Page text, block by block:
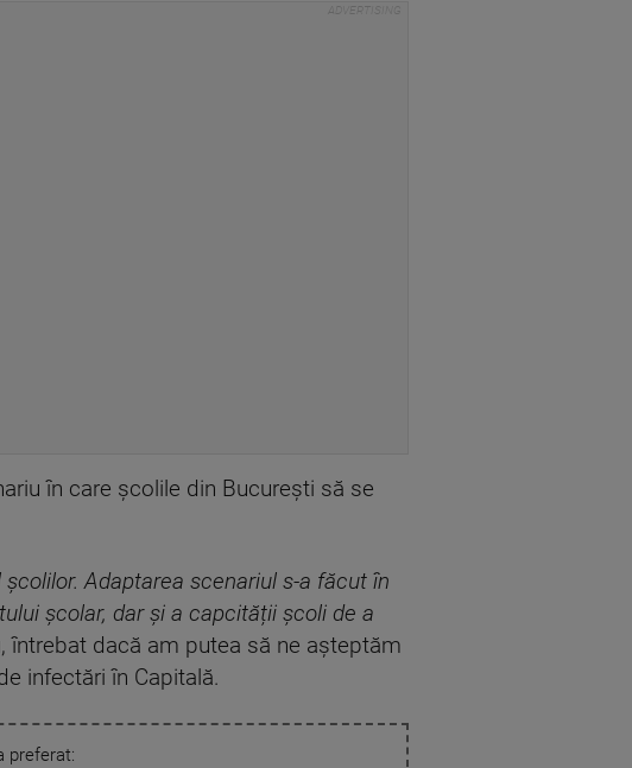
în care școlile din București să se
Adaptarea scenariul s-a făcut în
școlar, dar și a capcității școli de a
întrebat dacă am putea să ne așteptăm
infectări în Capitală.
preferat: